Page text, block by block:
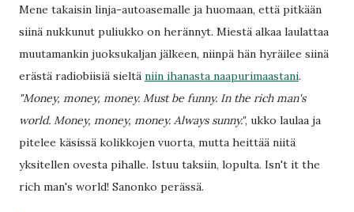
Mene takaisin linja-autoasemalle ja huomaan, että pitkään
siinä nukkunut puliukko on herännyt. Miestä alkaa laulattaa
muutamankin juoksukaljan jälkeen, niinpä hän hyräilee siinä
erästä radiobiisiä sieltä niin ihanasta naapurimaastani.
"Money, money, money. Must be funny. In the rich man's
world. Money, money, money. Always sunny.", ukko laulaa ja
pitelee käsissä kolikkojen vuorta, mutta heittää niitä
yksitellen ovesta pihalle. Istuu taksiin, lopulta. Isn't it the
rich man's world! Sanonko perässä.